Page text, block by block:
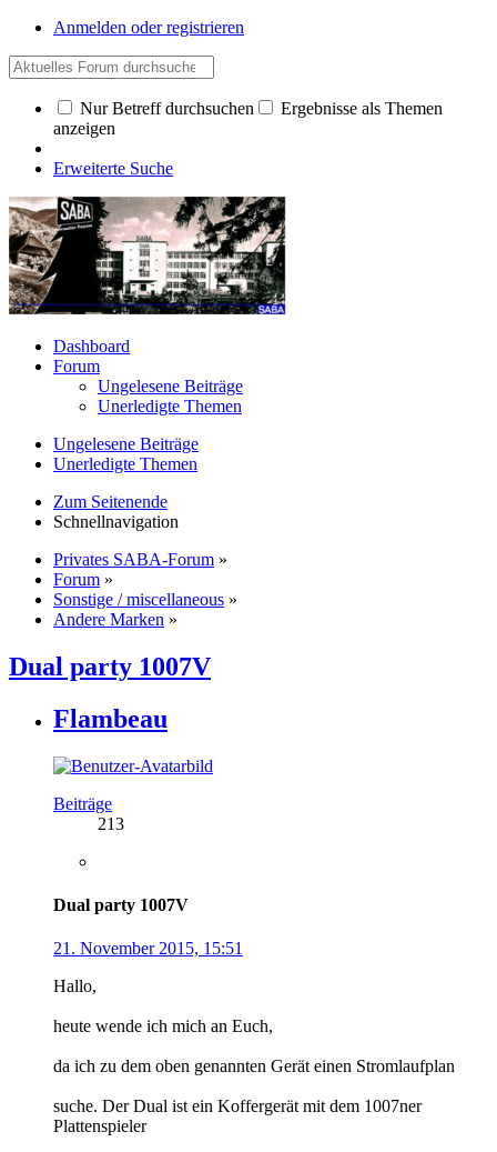
Anmelden oder registrieren
Nur Betreff durchsuchen
Ergebnisse als Themen
anzeigen
Erweiterte Suche
Dashboard
Forum
Ungelesene Beiträge
Unerledigte Themen
Ungelesene Beiträge
Unerledigte Themen
Zum Seitenende
Schnellnavigation
Privates SABA-Forum »
Forum »
Sonstige / miscellaneous »
Andere Marken »
Dual party 1007V
Flambeau
Beiträge
213
Dual party 1007V
21. November 2015, 15:51
Hallo,
heute wende ich mich an Euch,
da ich zu dem oben genannten Gerät einen Stromlaufplan
suche. Der Dual ist ein Koffergerät mit dem 1007ner
Plattenspieler